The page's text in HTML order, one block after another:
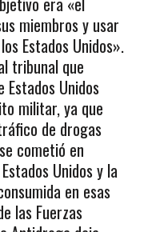
miembros y usar
Estados Unidos».
tribunal que
Unidos
militar, ya que
de drogas
cometió en
Unidos y la
en esas
las Fuerzas